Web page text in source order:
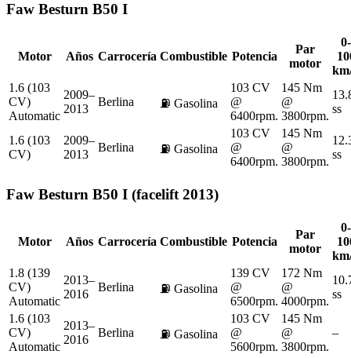
Faw Besturn B50 I
Motor Años Carrocería Combustible Potencia
Par
motor
0-
1.6 (103
CV)
Automatic
2009–
2013
Berlina ⛽ Gasolina
103 CV
@
6400rpm.
145 Nm
@
3800rpm.
ss
1.6 (103
CV)
2009–
2013
Berlina ⛽ Gasolina
103 CV
@
6400rpm.
145 Nm
@
3800rpm.
ss
Faw Besturn B50 I (facelift 2013)
Motor Años Carrocería Combustible Potencia
Par
motor
0-
1.8 (139
CV)
Automatic
2013–
2016
Berlina ⛽ Gasolina
139 CV
@
6500rpm.
172 Nm
@
4000rpm.
ss
1.6 (103
CV)
Automatic
2013–
2016
Berlina ⛽ Gasolina
103 CV
@
5600rpm.
145 Nm
@
3800rpm.
–